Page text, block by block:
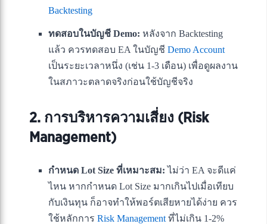
Backtesting
ทดสอบในบัญชี Demo: หลังจาก Backtesting
แล้ว ควรทดสอบ EA ในบัญชี Demo Account
เป็นระยะเวลาหนึ่ง (เช่น 1-3 เดือน) เพื่อดูผลงาน
ในสภาวะตลาดจริงก่อนใช้บัญชีจริง
2. การบริหารความเสี่ยง (Risk
Management)
กำหนด Lot Size ที่เหมาะสม: ไม่ว่า EA จะดีแค่
ไหน หากกำหนด Lot Size มากเกินไปเมื่อเทียบ
กับเงินทุน ก็อาจทำให้พอร์ตเสียหายได้ง่าย ควร
ใช้หลักการ Risk Management ที่ไม่เกิน 1-2%